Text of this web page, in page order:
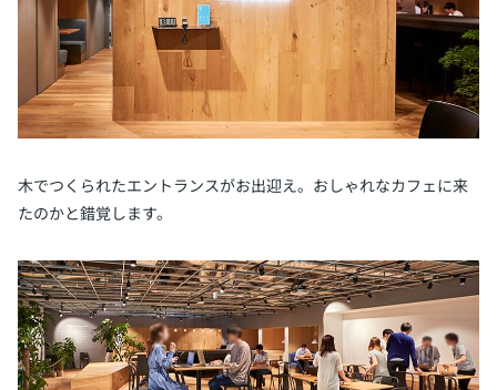
木でつくられたエントランスがお出迎え。おしゃれなカフェに来
たのかと錯覚します。